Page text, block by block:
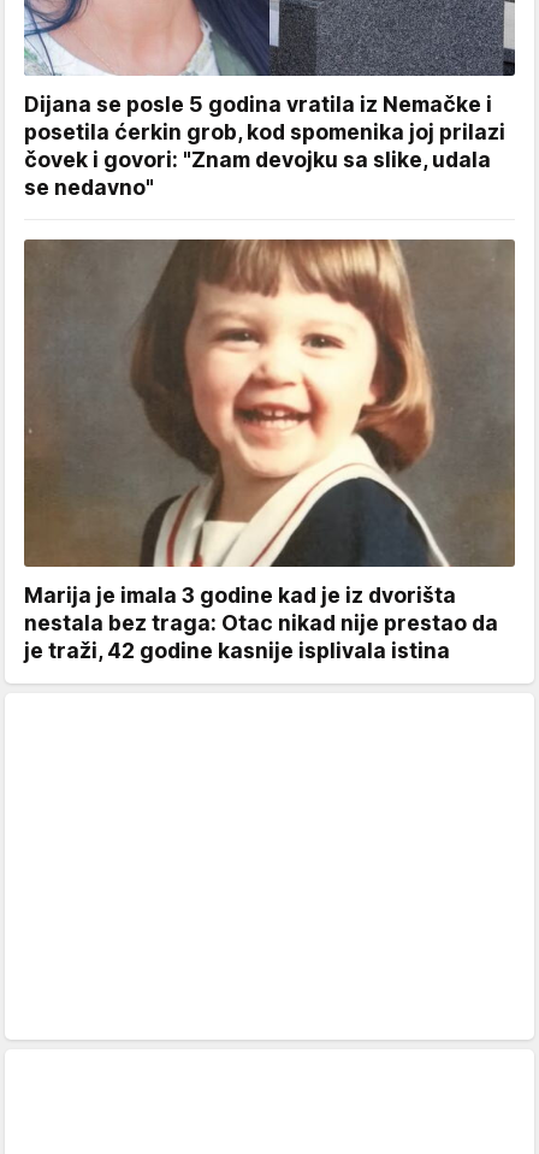
Dijana se posle 5 godina vratila iz Nemačke i
posetila ćerkin grob, kod spomenika joj prilazi
čovek i govori: "Znam devojku sa slike, udala
se nedavno"
Marija je imala 3 godine kad je iz dvorišta
nestala bez traga: Otac nikad nije prestao da
je traži, 42 godine kasnije isplivala istina